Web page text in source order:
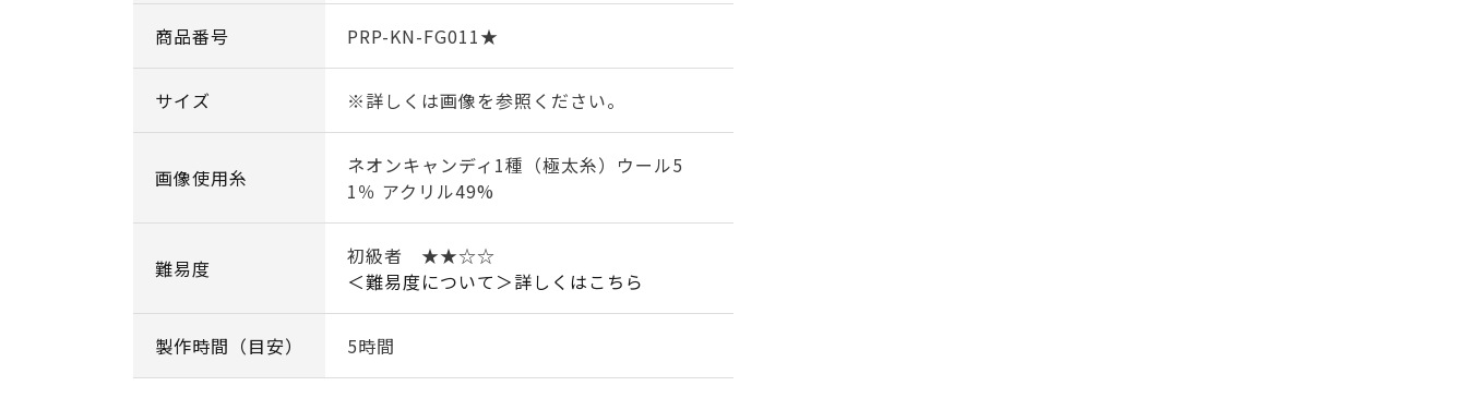
商品番号 PRP-KN-FG011★
サイズ ※詳しくは画像を参照ください。
画像使用糸
ネオンキャンディ1種（極太糸）ウール5
1％ アクリル49%
難易度
初級者 ★★☆☆
＜難易度について＞詳しくはこちら
製作時間（目安） 5時間